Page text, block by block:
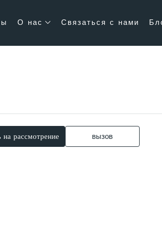
О нас Связаться с нами
на рассмотрение вызов